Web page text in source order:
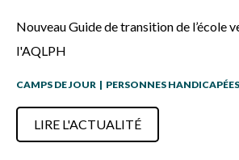
Nouveau Guide de transition de l’école
l'AQLPH
CAMPS DE JOUR | PERSONNES HANDICAPÉES
LIRE L'ACTUALITÉ